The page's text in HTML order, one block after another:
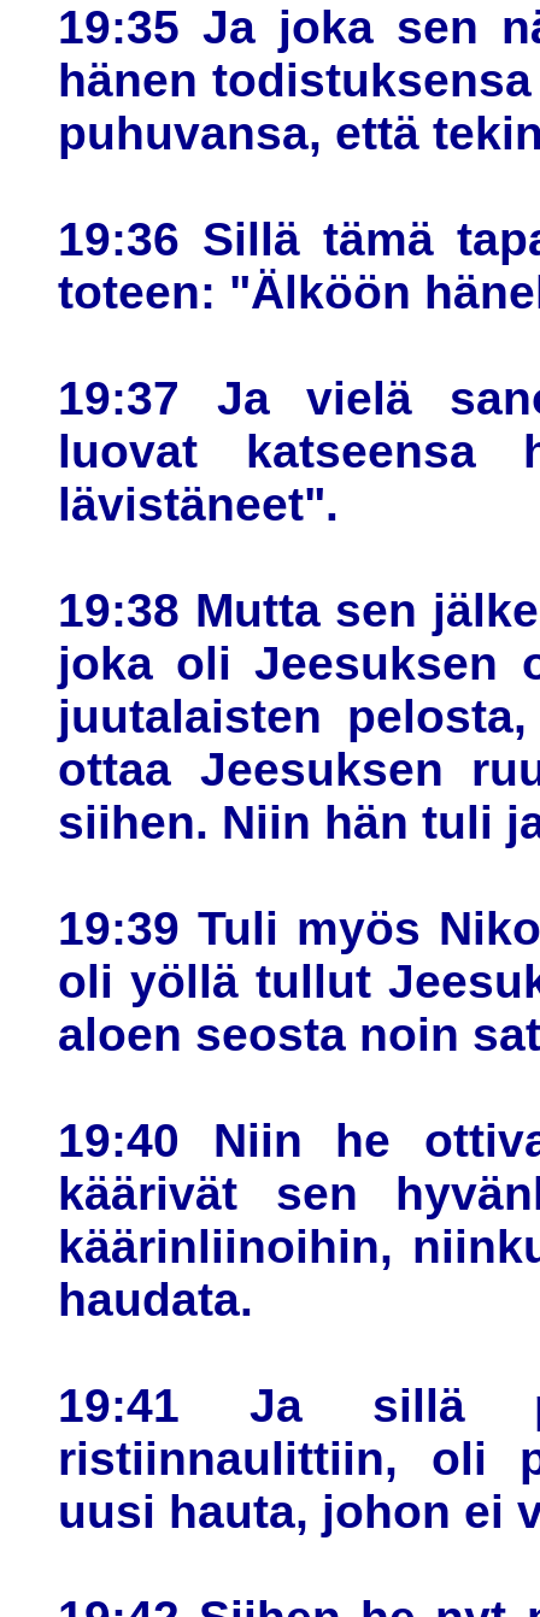
19:35 Ja joka sen
hänen
puhuvansa, että
19:36 Sillä tämä
toteen: "Älköön
19:37 Ja vielä
luovat katseensa
lävistäneet".
19:38 Mutta sen
joka oli Jeesuksen
juutalaisten
ottaa Jeesuksen
siihen. Niin hän tuli
19:39 Tuli myös
oli yöllä tullut
aloen seosta noin
19:40 Niin he
käärivät sen
käärinliinoihin,
haudata.
19:41 Ja sillä
ristiinnaulittiin, oli
uusi hauta, johon ei